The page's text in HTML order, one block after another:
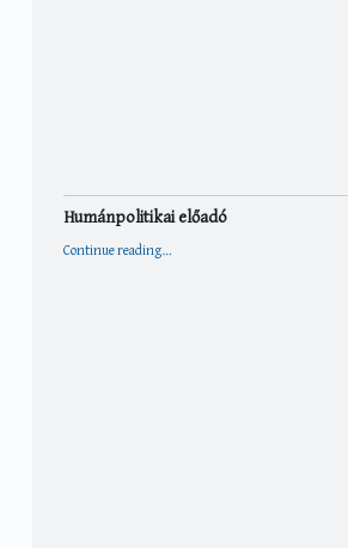
Humánpolitikai előadó
Continue reading…